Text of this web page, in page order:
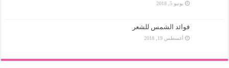
يونيو 5, 2018
فوائد الشمس للشعر
أغسطس 19, 2018